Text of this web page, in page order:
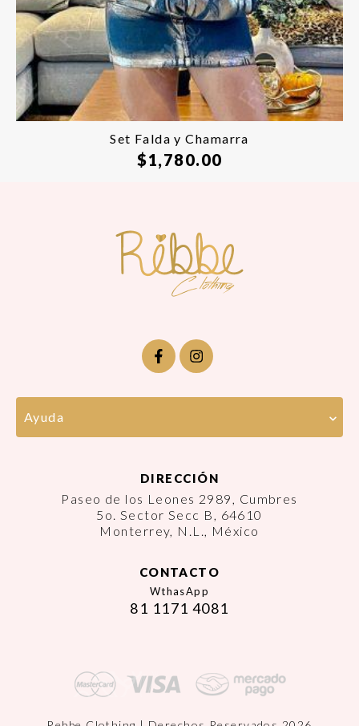
Set Falda y Chamarra
$1,780.00
Ayuda
DIRECCIÓN
Paseo de los Leones 2989, Cumbres
5o. Sector Secc B, 64610
Monterrey, N.L., México
CONTACTO
WthasApp
81 1171 4081